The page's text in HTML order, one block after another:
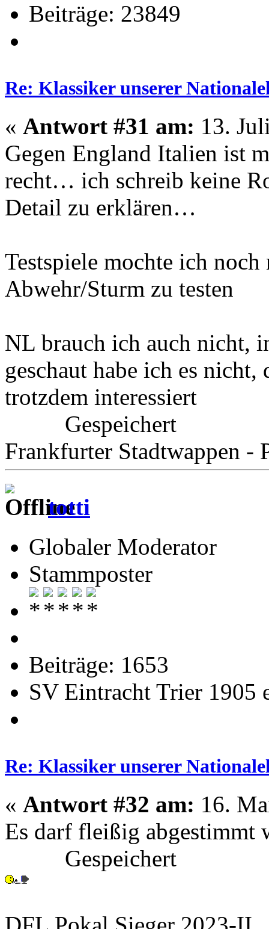
Beiträge: 23849
Re: Klassiker unserer
« Antwort #31 am: 13.
Gegen England Italien ist
recht… ich schreib keine
Detail zu erklären…
Testspiele mochte ich
Abwehr/Sturm zu testen
NL brauch ich auch nicht,
geschaut habe ich es
trotzdem interessiert
Gespeichert
Frankfurter Stadtwappen -
totti
Globaler Moderator
Stammposter
Beiträge: 1653
SV Eintracht Trier 1905
Re: Klassiker unserer
« Antwort #32 am: 16.
Es darf fleißig abgestimmt
Gespeichert